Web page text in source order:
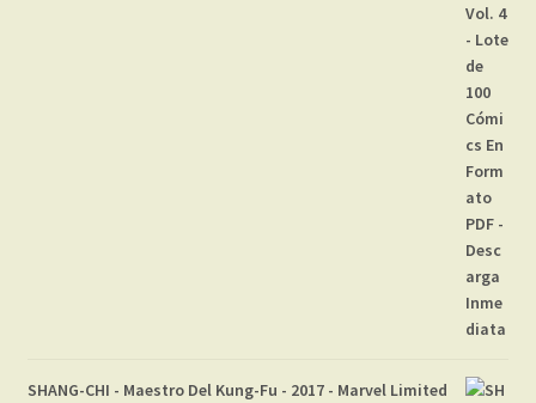
SHANG-CHI - Maestro Del Kung-Fu - 2017 - Marvel Limited